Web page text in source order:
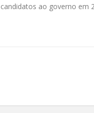
ao governo em